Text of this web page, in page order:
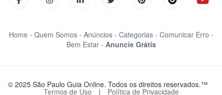
Home - Quem Somos - Anúncios - Categorias - Comunicar Erro -
Bem Estar - Anuncie Grátis
© 2025 São Paulo Guia Online. Todos os direitos reservados.™
Termos de Uso | Política de Privacidade